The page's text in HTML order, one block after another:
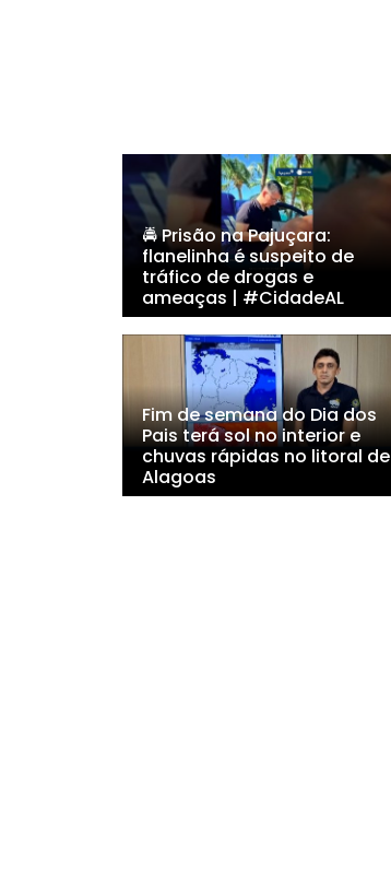
🚔 Prisão na Pajuçara:
flanelinha é suspeito de
tráfico de drogas e
ameaças | #CidadeAL
Fim de semana do Dia dos
Pais terá sol no interior e
chuvas rápidas no litoral de
Alagoas